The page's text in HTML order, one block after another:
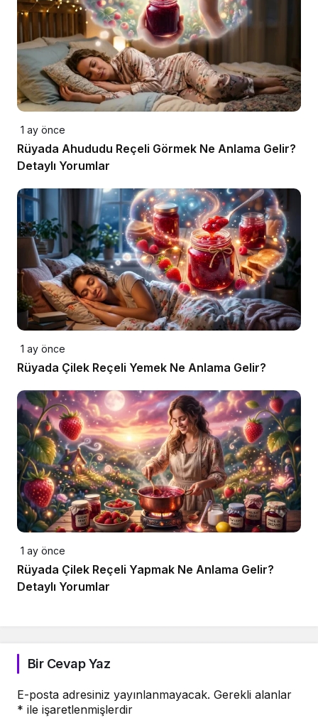
1 ay önce
Rüyada Ahududu Reçeli Görmek Ne Anlama Gelir?
Detaylı Yorumlar
1 ay önce
Rüyada Çilek Reçeli Yemek Ne Anlama Gelir?
1 ay önce
Rüyada Çilek Reçeli Yapmak Ne Anlama Gelir?
Detaylı Yorumlar
Bir Cevap Yaz
E-posta adresiniz yayınlanmayacak. Gerekli alanlar
* ile işaretlenmişlerdir